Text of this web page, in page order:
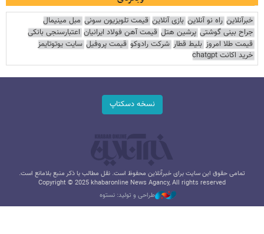
خبرآنلاین راه نو آنلاین بازی آنلاین قیمت تلویزیون سونی مبل مینیمال
جراح بینی گوشتی پرشین هتل قیمت آهن فولاد ایرانیان اعتبارسنجی بانکی
قیمت طلا امروز بلیط قطار شرکت رادوکو قیمت پروفیل سایت یوتوتایمز
خرید اکانت chatgpt
نسخه دسکتاپ
تمامی حقوق این سایت برای خبرآنلاین محفوظ است. نقل مطالب با ذکر منبع بلامانع است.
Copyright © 2025 khabaronline News Agancy, All rights reserved
طراحی و تولید: نستوه